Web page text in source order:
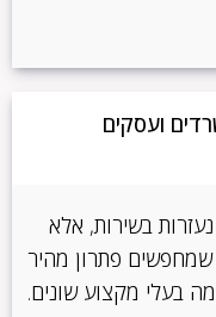
ועסקים
בשירות, אלא
שמחפשים פתרון מהיר
בעלי מקצוע שונים.